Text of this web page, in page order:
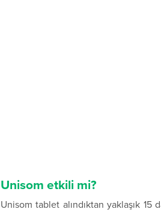
Unisom etkili mi?
Unisom tablet alındıktan yaklaşık 15